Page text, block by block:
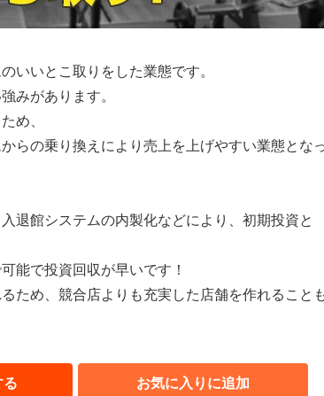
いいとこ取りをした業態です。
みがあります。
め、
らの乗り換えにより売上を上げやすい業態とな
退館システムの内製化などにより、初期投資と
能で投資回収が早いです！
ため、競合店よりも充実した店舗を作れること
る お気に入りに追加